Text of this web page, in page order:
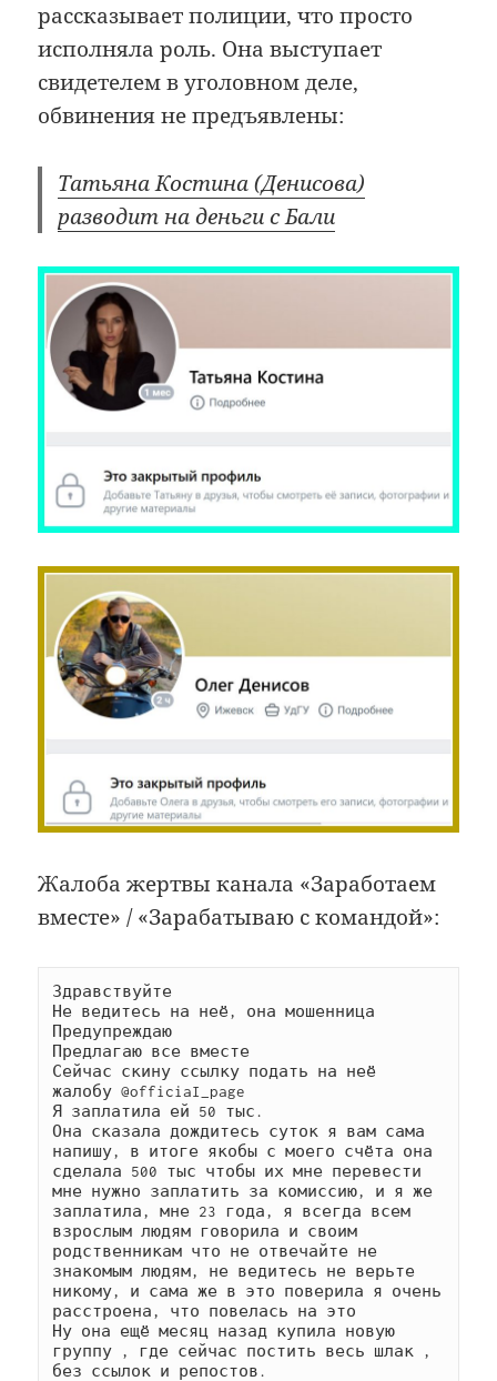
рассказывает полиции, что просто
исполняла роль. Она выступает
свидетелем в уголовном деле,
обвинения не предъявлены:
Татьяна Костина (Денисова)
разводит на деньги с Бали
Жалоба жертвы канала «Заработаем
вместе» / «Зарабатываю с командой»:
Здравствуйте
Не ведитесь на неё, она мошенница
Предупреждаю
Предлагаю все вместе
Сейчас скину ссылку подать на неё
жалобу @officiaI_page
Я заплатила ей 50 тыс.
Она сказала дождитесь суток я вам сама
напишу, в итоге якобы с моего счёта она
сделала 500 тыс чтобы их мне перевести
мне нужно заплатить за комиссию, и я же
заплатила, мне 23 года, я всегда всем
взрослым людям говорила и своим
родственникам что не отвечайте не
знакомым людям, не ведитесь не верьте
никому, и сама же в это поверила я очень
расстроена, что повелась на это
Ну она ещё месяц назад купила новую
группу , где сейчас постить весь шлак ,
без ссылок и репостов.